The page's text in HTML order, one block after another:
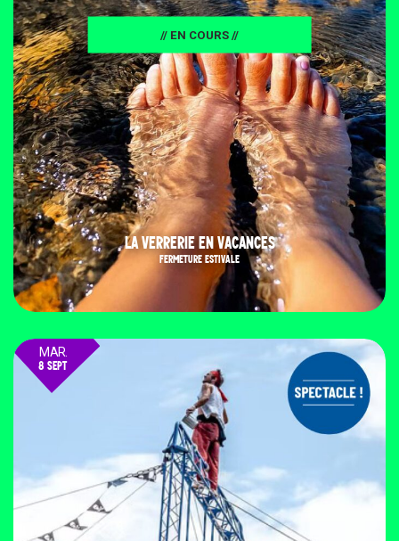
// EN COURS //
LA VERRERIE EN VACANCES
FERMETURE ESTIVALE
MAR.
8 SEPT